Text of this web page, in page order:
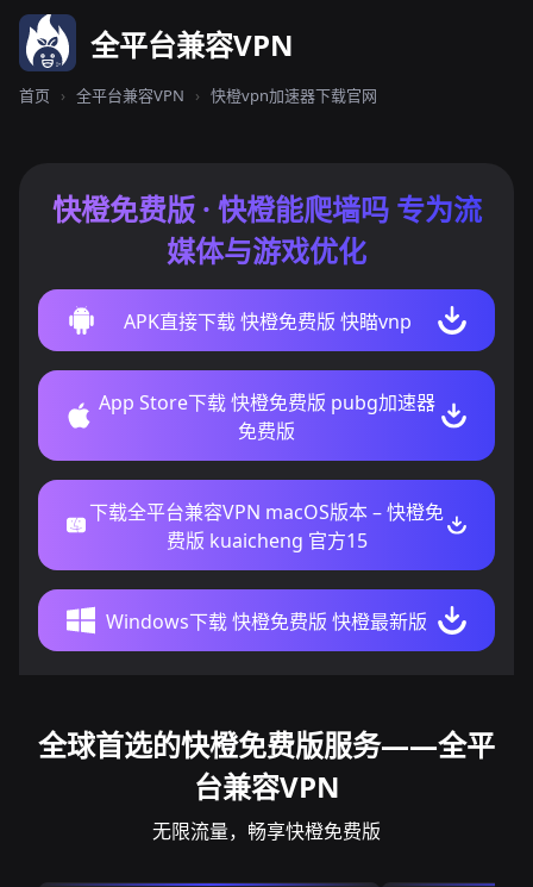
全平台兼容VPN
首页 › 全平台兼容VPN › 快橙vpn加速器下载官网
快橙免费版 · 快橙能爬墙吗 专为流
媒体与游戏优化
APK直接下载 快橙免费版 快瞄vnp
App Store下载 快橙免费版 pubg加速器
免费版
下载全平台兼容VPN macOS版本 – 快橙免
费版 kuaicheng 官方15
Windows下载 快橙免费版 快橙最新版
全球首选的快橙免费版服务——全平
台兼容VPN
无限流量，畅享快橙免费版